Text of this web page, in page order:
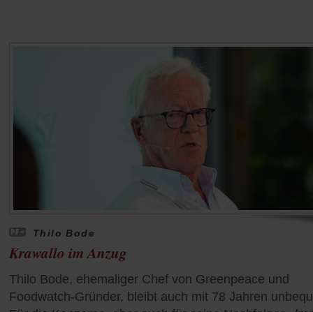
Thilo Bode
Krawallo im Anzug
Thilo Bode, ehemaliger Chef von Greenpeace und
Foodwatch-Gründer, bleibt auch mit 78 Jahren